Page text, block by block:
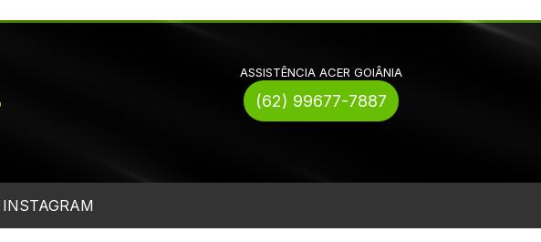
ASSISTÊNCIA ACER GOIÂNIA
(62) 99677-7887
INSTAGRAM